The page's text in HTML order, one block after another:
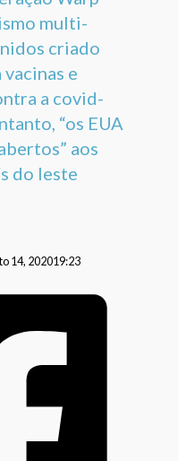
multi-
criado
e
a covid-
“os EUA
aos
do leste
14, 202019:23